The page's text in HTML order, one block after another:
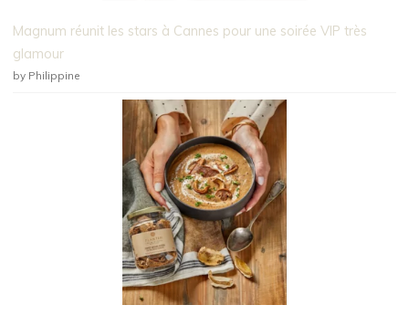
Magnum réunit les stars à Cannes pour une soirée VIP très
glamour
by Philippine